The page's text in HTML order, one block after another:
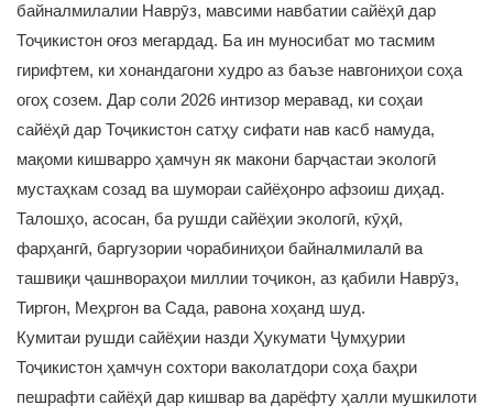
байналмилалии Наврӯз, мавсими навбатии сайёҳӣ дар
Тоҷикистон оғоз мегардад. Ба ин муносибат мо тасмим
гирифтем, ки хонандагони худро аз баъзе навгониҳои соҳа
огоҳ созем. Дар соли 2026 интизор меравад, ки соҳаи
сайёҳӣ дар Тоҷикистон сатҳу сифати нав касб намуда,
мақоми кишварро ҳамчун як макони барҷастаи экологӣ
мустаҳкам созад ва шумораи сайёҳонро афзоиш диҳад.
Талошҳо, асосан, ба рушди сайёҳии экологӣ, кӯҳӣ,
фарҳангӣ, баргузории чорабиниҳои байналмилалӣ ва
ташвиқи ҷашнвораҳои миллии тоҷикон, аз қабили Наврӯз,
Тиргон, Меҳргон ва Сада, равона хоҳанд шуд.
Кумитаи рушди сайёҳии назди Ҳукумати Ҷумҳурии
Тоҷикистон ҳамчун сохтори ваколатдори соҳа баҳри
пешрафти сайёҳӣ дар кишвар ва дарёфту ҳалли мушкилоти